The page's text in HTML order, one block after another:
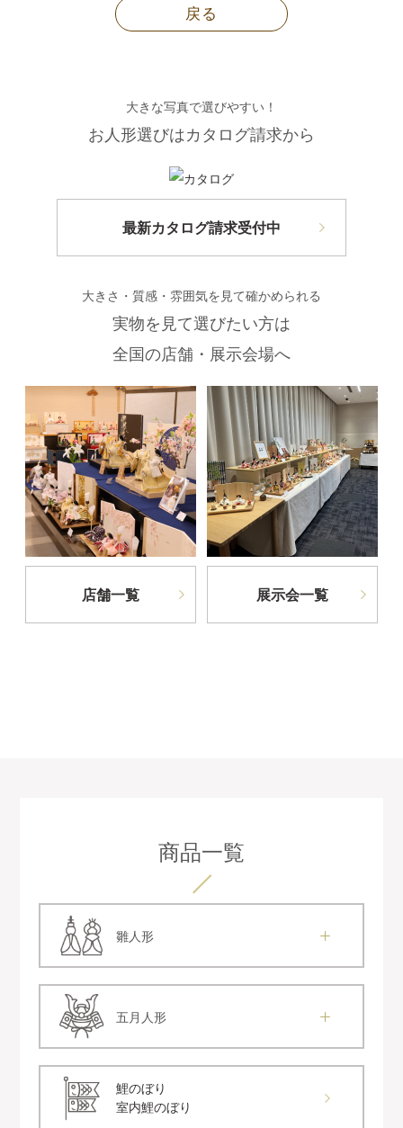
戻る
大きな写真で選びやすい！
お人形選びはカタログ請求から
最新カタログ請求受付中
大きさ・質感・雰囲気を見て確かめられる
実物を見て選びたい方は
全国の店舗・展示会場へ
店舗一覧 展示会一覧
商品一覧
雛人形
五月人形
鯉のぼり
室内鯉のぼり